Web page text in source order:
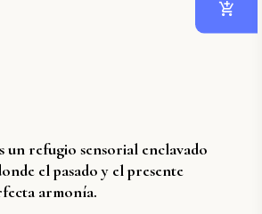
un refugio sensorial enclavado
el pasado y el presente
armonía.